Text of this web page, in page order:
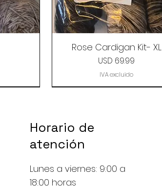
Rose Cardigan Kit- XL
Precio
USD 69.99
IVA excluido
Horario de
atención
Lunes a viernes: 9:00 a
18:00 horas